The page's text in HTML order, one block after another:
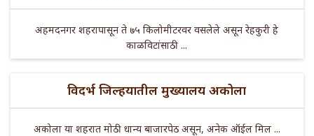
अहमदनगर शहरापासून ते ७५ किलोमीटरवर वसलेले असून रेहकुरी हे
काळविटांसाठी ...
विदर्भ जिल्हयातील मुख्यालय अकोला
अकोला या शहरात मोठी धान्य बाजारपेठ असून, अनेक ऑईल मिल ...